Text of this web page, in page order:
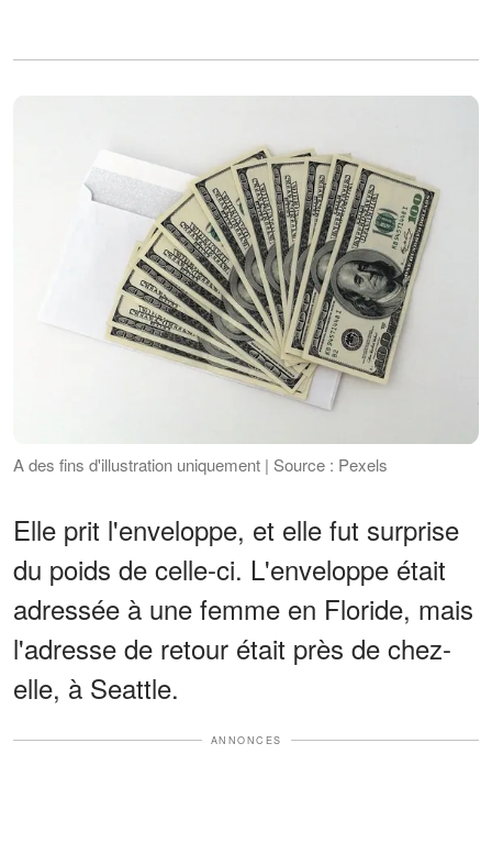
A des fins d'illustration uniquement | Source : Pexels
Elle prit l'enveloppe, et elle fut surprise
du poids de celle-ci. L'enveloppe était
adressée à une femme en Floride, mais
l'adresse de retour était près de chez-
elle, à Seattle.
ANNONCES